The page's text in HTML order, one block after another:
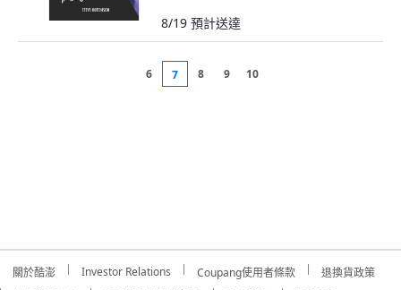
8/19 預計送達
6 7 8 9 10
關於酷澎 Investor Relations Coupang使用者條款
退換貨政策